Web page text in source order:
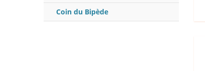
Coin du Bipède